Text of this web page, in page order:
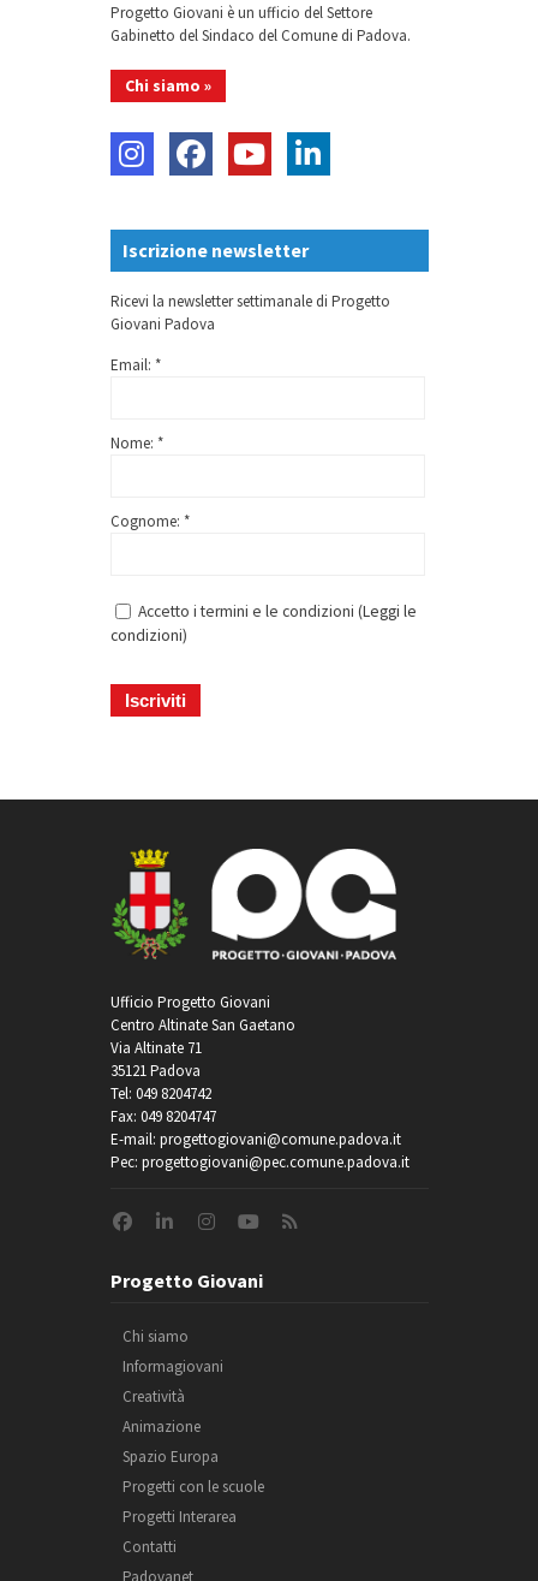
Progetto Giovani è un ufficio del Settore
Gabinetto del Sindaco del Comune di Padova.
Chi siamo »
Iscrizione newsletter
Ricevi la newsletter settimanale di Progetto
Giovani Padova
Email: *
Nome: *
Cognome: *
Accetto i termini e le condizioni (Leggi le
condizioni)
Ufficio Progetto Giovani
Centro Altinate San Gaetano
Via Altinate 71
35121 Padova
Tel: 049 8204742
Fax: 049 8204747
E-mail: progettogiovani@comune.padova.it
Pec: progettogiovani@pec.comune.padova.it
Progetto Giovani
Chi siamo
Informagiovani
Creatività
Animazione
Spazio Europa
Progetti con le scuole
Progetti Interarea
Contatti